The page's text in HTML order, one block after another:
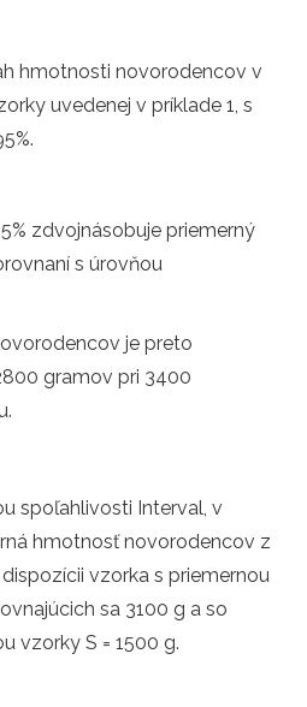
hmotnosti novorodencov v
uvedenej v príklade 1, s
zdvojnásobuje priemerný
s úrovňou
je preto
gramov pri 3400
spoľahlivosti Interval, v
hmotnosť novorodencov z
vzorka s priemernou
sa 3100 g a so
​​vzorky S = 1500 g.